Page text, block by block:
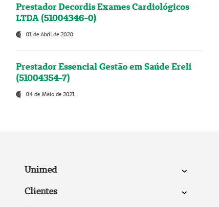
Prestador Decordis Exames Cardiológicos
LTDA (51004346-0)
01 de Abril de 2020
Prestador Essencial Gestão em Saúde Ereli
(51004354-7)
04 de Maio de 2021
Unimed
Clientes